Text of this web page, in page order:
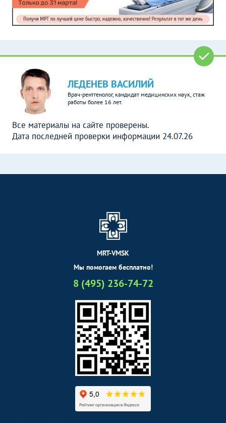
ЛЕДЕНЕВ ВАСИЛИЙ
Врач-рентгенолог, кандидат медицинских наук, стаж
работы более 16 лет.
Все материалы на сайте проверены.
Дата последней проверки информации 24.07.26
MRT-VMSK
Мы помогаем бесплатно!
8 (495) 236-74-72